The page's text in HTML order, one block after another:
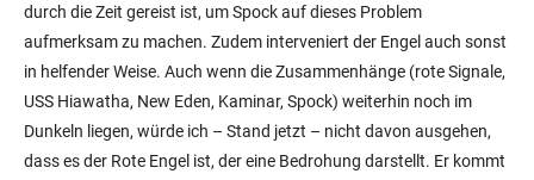
durch die Zeit gereist ist, um Spock auf dieses Problem
aufmerksam zu machen. Zudem interveniert der Engel auch sonst
in helfender Weise. Auch wenn die Zusammenhänge (rote Signale,
USS Hiawatha, New Eden, Kaminar, Spock) weiterhin noch im
Dunkeln liegen, würde ich – Stand jetzt – nicht davon ausgehen,
dass es der Rote Engel ist, der eine Bedrohung darstellt. Er kommt